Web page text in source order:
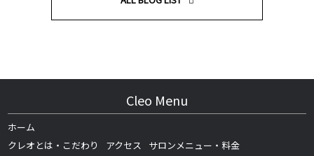
Cleo Menu
ホーム
クレオとは・こだわり
アクセス
サロンメニュー・料金